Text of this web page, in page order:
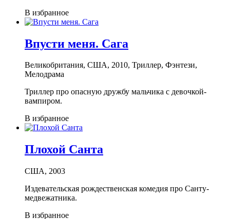
В избранное
Впусти меня. Сага
Великобритания, США, 2010, Триллер, Фэнтези,
Мелодрама
Триллер про опасную дружбу мальчика с девочкой-
вампиром.
В избранное
Плохой Санта
США, 2003
Издевательская рождественская комедия про Санту-
медвежатника.
В избранное